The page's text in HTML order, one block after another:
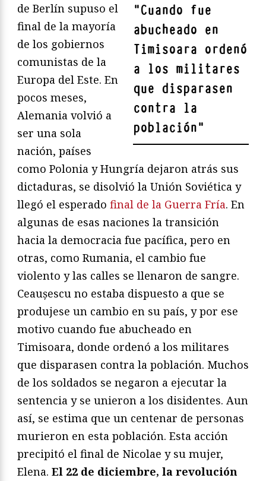
"Cuando fue
abucheado en
Timisoara ordenó
a los militares
que disparasen
contra la
población"
de Berlín supuso el
final de la mayoría
de los gobiernos
comunistas de la
Europa del Este. En
pocos meses,
Alemania volvió a
ser una sola
nación, países
como Polonia y Hungría dejaron atrás sus
dictaduras, se disolvió la Unión Soviética y
llegó el esperado final de la Guerra Fría. En
algunas de esas naciones la transición
hacia la democracia fue pacífica, pero en
otras, como Rumania, el cambio fue
violento y las calles se llenaron de sangre.
Ceaușescu no estaba dispuesto a que se
produjese un cambio en su país, y por ese
motivo cuando fue abucheado en
Timisoara, donde ordenó a los militares
que disparasen contra la población. Muchos
de los soldados se negaron a ejecutar la
sentencia y se unieron a los disidentes. Aun
así, se estima que un centenar de personas
murieron en esta población. Esta acción
precipitó el final de Nicolae y su mujer,
Elena. El 22 de diciembre, la revolución